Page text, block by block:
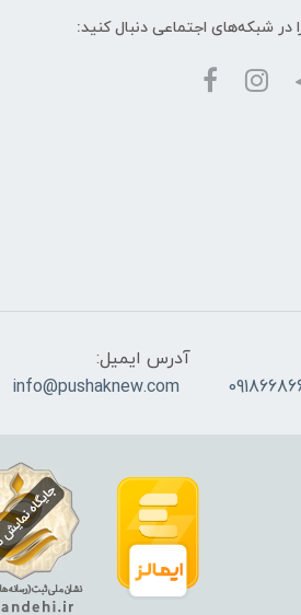
در شبکه‌های اجتماعی دنبال کنید:
آدرس ایمیل:
info@pushaknew.com